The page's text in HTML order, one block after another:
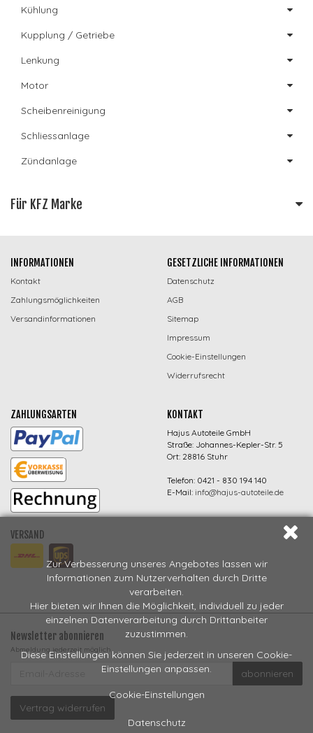
Zur Verbesserung unseres Angebotes lassen wir
Informationen zum Nutzerverhalten durch Dritte
verarbeiten.
Hier bieten wir Ihnen die Möglichkeit, individuell zu jeder
einzelnen Datenverarbeitung durch Drittanbeiter
zuzustimmen.
Diese Einstellungen können Sie jederzeit in unseren Cookie-
Einstellungen anpassen.
Cookie-Einstellungen
Datenschutz
Kühlung
Kupplung / Getriebe
Lenkung
Motor
Scheibenreinigung
Schliessanlage
Zündanlage
Für KFZ Marke
INFORMATIONEN
Kontakt
Zahlungsmöglichkeiten
Versandinformationen
GESETZLICHE INFORMATIONEN
Datenschutz
AGB
Sitemap
Impressum
Cookie-Einstellungen
Widerrufsrecht
ZAHLUNGSARTEN
VERSAND
KONTAKT
Hajus Autoteile GmbH
Straße: Johannes-Kepler-Str. 5
Ort: 28816 Stuhr
Telefon: 0421 - 830 194 140
E-Mail: info@hajus-autoteile.de
Newsletter abonnieren
Abmeldung jederzeit möglich
abonnieren
Vertrag widerrufen